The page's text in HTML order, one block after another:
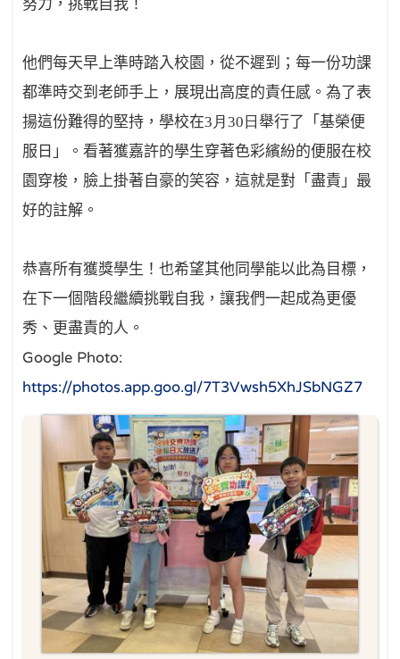
努力，挑戰自我！
他們每天早上準時踏入校園，從不遲到；每一份功課
都準時交到老師手上，展現出高度的責任感。為了表
揚這份難得的堅持，學校在3 月 30 日 舉行了「基榮便
服日」。看著獲嘉許的學生穿著色彩繽紛的便服在校
園穿梭，臉上掛著自豪的笑容，這就是對「盡責」最
好的註解。
恭喜所有獲獎學生！也希望其他同學能以此為目標，
在下一個階段繼續挑戰自我，讓我們一起成為更優
秀、更盡責的人。
Google Photo:
https://photos.app.goo.gl/7T3Vwsh5XhJSbNGZ7